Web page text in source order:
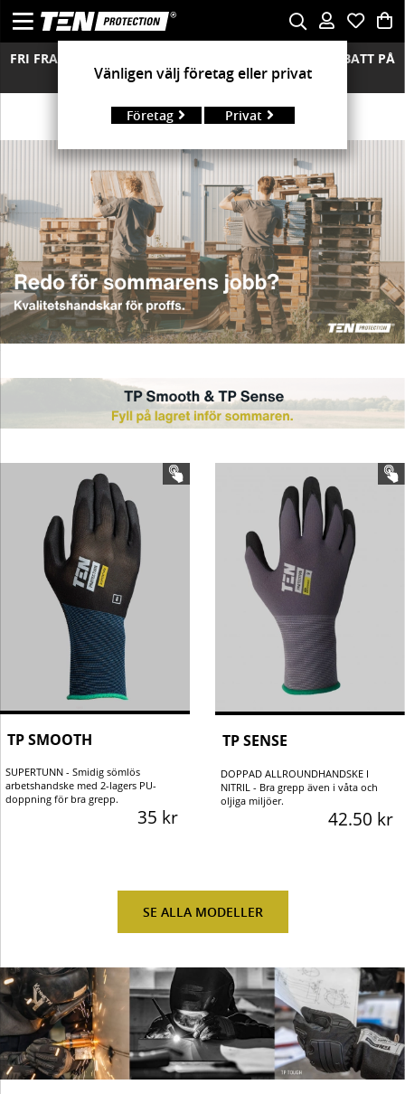
FRI FRAKT ÖVER 850 KR FRIA RETURER MÄNGDRABATT PÅ
ALLA MODELLER
TP SMOOTH
SUPERTUNN - Smidig sömlös
arbetshandske med 2-lagers PU-
doppning för bra grepp.
35 kr
TP SENSE
DOPPAD ALLROUNDHANDSKE I
NITRIL - Bra grepp även i våta och
oljiga miljöer.
42.50 kr
SE ALLA MODELLER
Vänligen välj företag eller privat
Företag Privat